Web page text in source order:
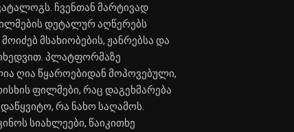
ჩვენთან მარტივად
დეტალურ აღწერებს
მსახიობების, ჟანრებსა და
პლატფორმაზე
ღია წყაროებიდან მოპოვებული,
ფილმები, რაც დაგეხმარება
რა ნახო საღამოს.
სიახლეები, წაიკითხე